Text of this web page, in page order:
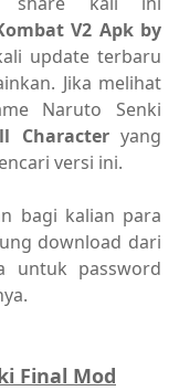
V2 Apk by
update terbaru
Jika melihat
Naruto Senki
Characteryang
versi ini.
bagi kalian para
download dari
untuk password
Final Mod